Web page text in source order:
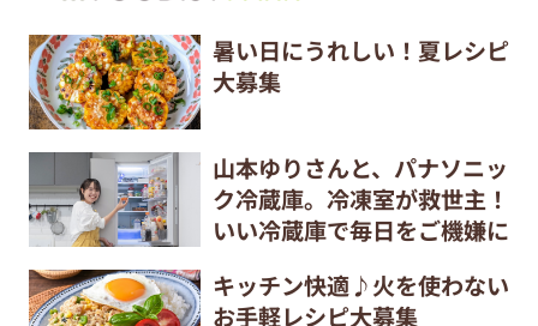
暑い日にうれしい！夏レシピ
大募集
山本ゆりさんと、パナソニッ
ク冷蔵庫。冷凍室が救世主！
いい冷蔵庫で毎日をご機嫌に
キッチン快適♪火を使わない
お手軽レシピ大募集